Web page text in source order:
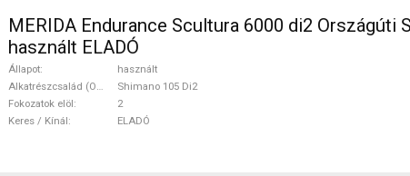
MERIDA Endurance Scultura 6000 di2 Országúti
használt ELADÓ
Állapot
használt
Alkatrészcsalád (Outi)
Shimano 105 Di2
Fokozatok elöl
2
Keres / Kínál
ELADÓ